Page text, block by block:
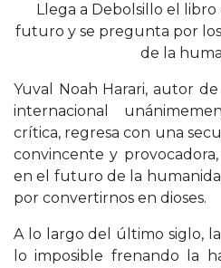
Llega a Debolsillo el libro
futuro y se pregunta por
de la
Yuval Noah Harari, autor de
internacional
crítica, regresa con una
convincente y
en el futuro de la
por convertirnos en dioses.
A lo largo del último siglo,
lo imposible frenando la